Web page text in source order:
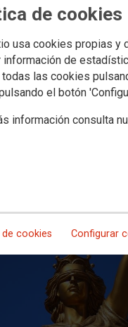
de cookies
usa cookies propias y
información de
las cookies
el botón
información consulta
de cookies Configurar
el derecho